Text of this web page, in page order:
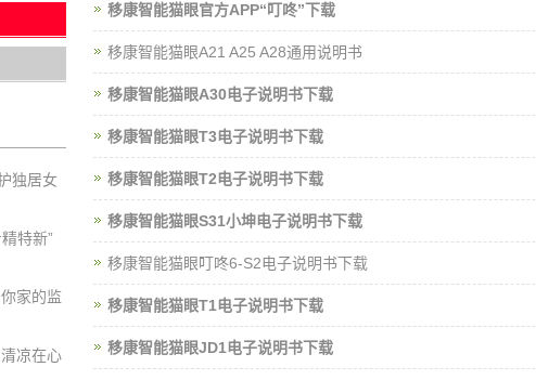
移康智能猫眼官方APP“叮咚”下载
移康智能猫眼A21 A25 A28通用说明书
移康智能猫眼A30电子说明书下载
移康智能猫眼T3电子说明书下载
移康智能猫眼T2电子说明书下载
移康智能猫眼S31小坤电子说明书下载
移康智能猫眼叮咚6-S2电子说明书下载
移康智能猫眼T1电子说明书下载
移康智能猫眼JD1电子说明书下载
独居女
特新”
家的监
凉在心